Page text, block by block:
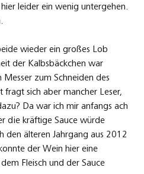
leider ein wenig untergehen.
wieder ein großes Lob
der Kalbsbäckchen war
zum Schneiden des
fragt sich aber mancher Leser,
Da war ich mir anfangs ach
die kräftige Sauce würde
den älteren Jahrgang aus 2012
der Wein hier eine
Fleisch und der Sauce